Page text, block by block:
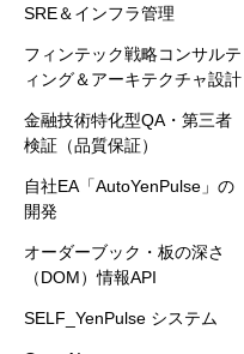
SRE＆インフラ管理
フィンテック戦略コンサルテ
ィング＆アーキテクチャ設計
金融技術特化型QA・第三者
検証（品質保証）
自社EA「AutoYenPulse」の
開発
オーダーブック・板の深さ
（DOM）情報API
SELF_YenPulse システム